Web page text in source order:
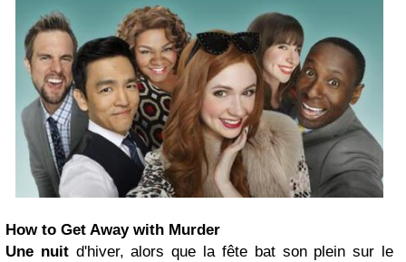
How to Get Away with Murder
Une nuitd'hiver, alors que la fête bat son plein sur le